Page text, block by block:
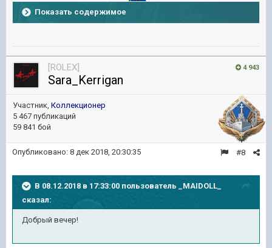
Показать содержимое
4 943
[ROLEX]
Sara_Kerrigan
Участник, Коллекционер
5 467 публикаций
59 841 бой
#8
Опубликовано: 8 дек 2018, 20:30:35
В 08.12.2018 в 17:33:00 пользователь
_MAIDOLL_
сказал:
Добрый вечер!